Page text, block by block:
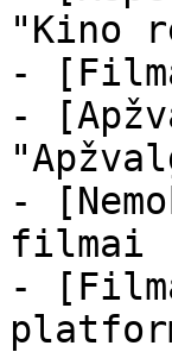
"Kino
-
-
-
filmai
-